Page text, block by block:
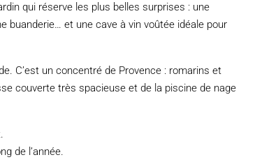
qui réserve les plus belles surprises : une
buanderie… et une cave à vin voûtée idéale pour
C’est un concentré de Provence : romarins et
couverte très spacieuse et de la piscine de nage
de l’année.